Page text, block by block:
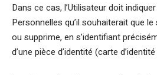
Dans ce cas, l’Utilisateur doit
Personnelles qu’il souhaiterait que
ou supprime, en s’identifiant
d’une pièce d’identité (carte